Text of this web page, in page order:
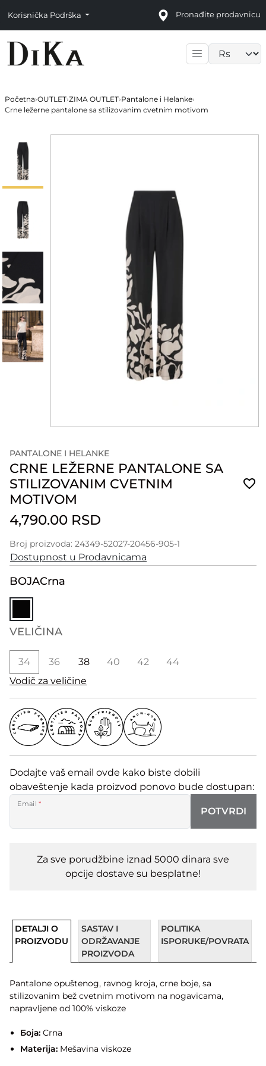
Korisnička Podrška Pronađite prodavnicu
Početna›OUTLET›ZIMA OUTLET›Pantalone i Helanke›
Crne ležerne pantalone sa stilizovanim cvetnim motivom
PANTALONE I HELANKE
CRNE LEŽERNE PANTALONE SA
STILIZOVANIM CVETNIM
MOTIVOM
4,790.00 RSD
Broj proizvoda: 24349-52027-20456-905-1
Dostupnost u Prodavnicama
BOJACrna
VELIČINA
34 36 38 40 42
44
Vodič za veličine
Dodajte vaš email ovde kako biste dobili
obaveštenje kada proizvod ponovo bude dostupan:
Email *
POTVRDI
Za sve porudžbine iznad 5000 dinara sve
opcije dostave su besplatne!
DETALJI O
PROIZVODU
SASTAV I
ODRŽAVANJE
PROIZVODA
POLITIKA
ISPORUKE/POVRATA
Pantalone opuštenog, ravnog kroja, crne boje, sa
stilizovanim bež cvetnim motivom na nogavicama,
napravljene od 100% viskoze
Боја:Crna
Materija:Mešavina viskoze